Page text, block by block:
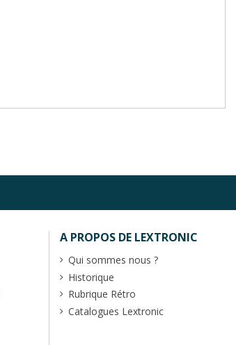
A PROPOS DE LEXTRONIC
Qui sommes nous ?
Historique
Rubrique Rétro
Catalogues Lextronic